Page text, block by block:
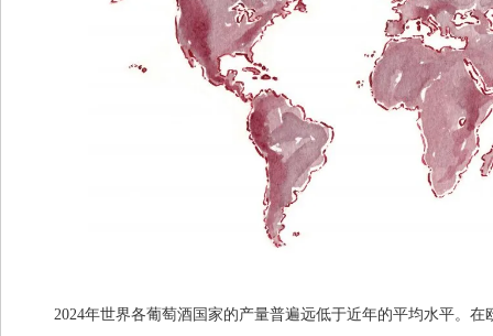
2024年世界各葡萄酒国家的产量普遍远低于近年的平均水平。在